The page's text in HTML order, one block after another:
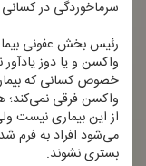
سرماخوردگی در
رئیس بخش عفونی
واكسن و یا دوز یادآور
خصوص كسانی كه
واكسن فرقی نمی‌كند؛
از این بیماری نیست
می‌شود افراد به فرم
بستری نشوند.